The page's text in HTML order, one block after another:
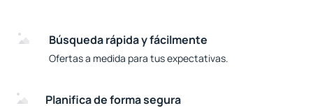
Búsqueda rápida y fácilmente
Ofertas a medida para tus expectativas.
Planifica de forma segura